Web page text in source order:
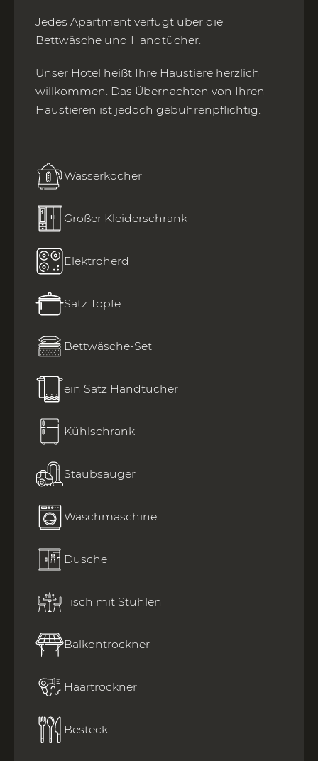
Jedes Apartment verfügt über die
Bettwäsche und Handtücher.
Unser Hotel heißt Ihre Haustiere herzlich
willkommen. Das Übernachten von Ihren
Haustieren ist jedoch gebührenpflichtig.
Wasserkocher
Großer Kleiderschrank
Elektroherd
Satz Töpfe
Bettwäsche-Set
ein Satz Handtücher
Kühlschrank
Staubsauger
Waschmaschine
Dusche
Tisch mit Stühlen
Balkontrockner
Haartrockner
Besteck